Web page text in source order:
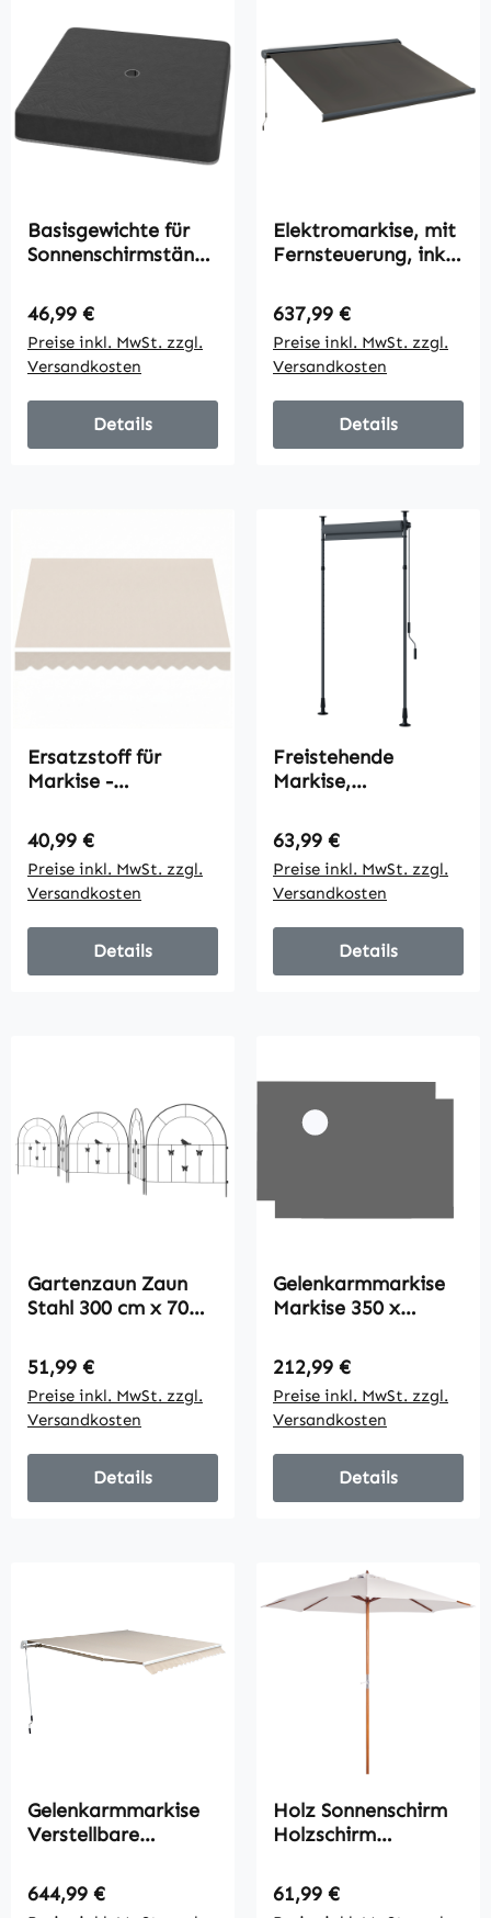
Basisgewichte für
Sonnenschirmstände
Sand befüllbar,
Kunststoff, 89L x
89B x 10,5H cm,
Schwarz
Regulärer Preis:
46,99 €
Preise inkl. MwSt. zzgl.
Versandkosten
Details
Elektromarkise, mit
Fernsteuerung, inkl.
Montage,
Metallrahmen,
dunkelgrau, 3 x 2,5
m
Regulärer Preis:
637,99 €
Preise inkl. MwSt. zzgl.
Versandkosten
Details
Ersatzstoff für
Markise -
UPF 50+ für 3,5 x
2,5 m Rahmen,
Cremeweiß
Regulärer Preis:
40,99 €
Preise inkl. MwSt. zzgl.
Versandkosten
Details
Freistehende
Markise,
Montage ohne
Bohren,
Aluminiumrahmen,
1,5 x 2,2-3,1 m,
Dunkelgrau
Regulärer Preis:
63,99 €
Preise inkl. MwSt. zzgl.
Versandkosten
Details
Gartenzaun Zaun
Stahl 300 cm x 70
Dekorativer
Gitterzaun Set
Zaunelemente
Schwarz
Regulärer Preis:
51,99 €
Preise inkl. MwSt. zzgl.
Versandkosten
Details
Gelenkarmmarkise
Markise 350 x
Gelenkmarkise inkl
Kurbel &
Wandhalterung,
Winkel einstellbar
Regulärer Preis:
212,99 €
Preise inkl. MwSt. zzgl.
Versandkosten
Details
Gelenkarmmarkise
Verstellbare
Terrassenmarkise
4,5 x 3m
Regulärer Preis:
644,99 €
Holz Sonnenschirm
Holzschirm
Balkonschirm 2,5m
Creme
Regulärer Preis:
61,99 €